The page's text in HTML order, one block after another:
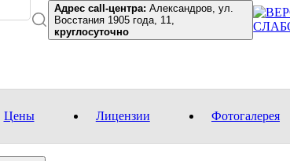
Адрес call-центра:
Восстания 1905 года, 11,
круглосуточно
Цены Лицензии Фотогалерея